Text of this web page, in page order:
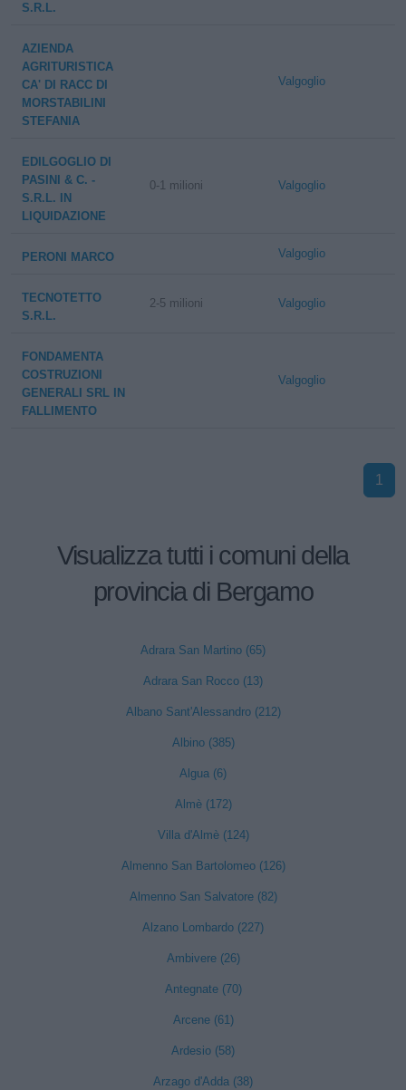
S.R.L.
AZIENDA
AGRITURISTICA
CA' DI RACC DI
MORSTABILINI
STEFANIA
Valgoglio
EDILGOGLIO DI
PASINI & C. -
S.R.L. IN
LIQUIDAZIONE
0-1 milioni Valgoglio
PERONI MARCO Valgoglio
TECNOTETTO
S.R.L.
2-5 milioni Valgoglio
FONDAMENTA
COSTRUZIONI
GENERALI SRL IN
FALLIMENTO
Valgoglio
1
Visualizza tutti i comuni della
provincia di Bergamo
Adrara San Martino (65)
Adrara San Rocco (13)
Albano Sant'Alessandro (212)
Albino (385)
Algua (6)
Almè (172)
Villa d'Almè (124)
Almenno San Bartolomeo (126)
Almenno San Salvatore (82)
Alzano Lombardo (227)
Ambivere (26)
Antegnate (70)
Arcene (61)
Ardesio (58)
Arzago d'Adda (38)